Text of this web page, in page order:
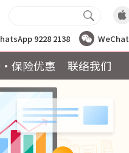
9228 2138 WeChat
保险优惠 联络我们